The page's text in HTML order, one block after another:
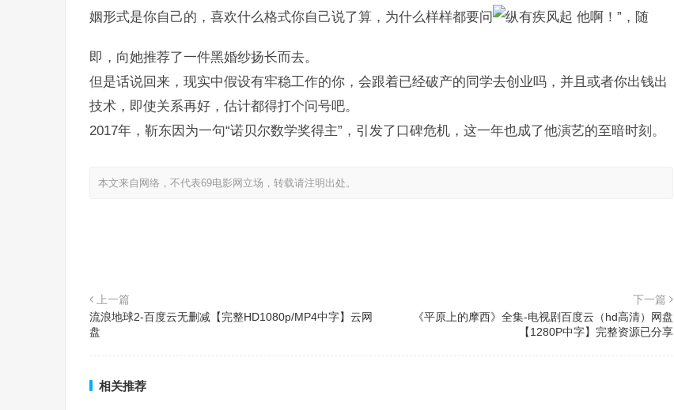
姻形式是你自己的，喜欢什么格式你自己说了算，为什么样样都要问
他啊！”，随
即，向她推荐了一件黑婚纱扬长而去。
但是话说回来，现实中假设有牢稳工作的你，会跟着已经破产的同学去创业吗，并且或者你出钱出
技术，即使关系再好，估计都得打个问号吧。
2017年，靳东因为一句“诺贝尔数学奖得主”，引发了口碑危机，这一年也成了他演艺的至暗时刻。
本文来自网络，不代表69电影网立场，转载请注明出处。
上一篇
流浪地球2-百度云无删减【完整HD1080p/MP4中字】云网
盘
下一篇
《平原上的摩西》全集-电视剧百度云（hd高清）网盘
【1280P中字】完整资源已分享
相关推荐